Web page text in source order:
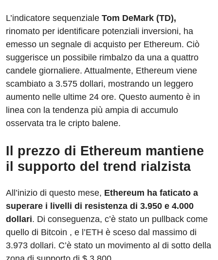
L’indicatore sequenziale Tom DeMark (TD),
rinomato per identificare potenziali inversioni, ha
emesso un segnale di acquisto per Ethereum. Ciò
suggerisce un possibile rimbalzo da una a quattro
candele giornaliere. Attualmente, Ethereum viene
scambiato a 3.575 dollari, mostrando un leggero
aumento nelle ultime 24 ore. Questo aumento è in
linea con la tendenza più ampia di accumulo
osservata tra le cripto balene.
Il prezzo di Ethereum mantiene
il supporto del trend rialzista
All’inizio di questo mese, Ethereum ha faticato a
superare i livelli di resistenza di 3.950 e 4.000
dollari. Di conseguenza, c’è stato un pullback come
quello di Bitcoin , e l’ETH è sceso dal massimo di
3.973 dollari. C’è stato un movimento al di sotto della